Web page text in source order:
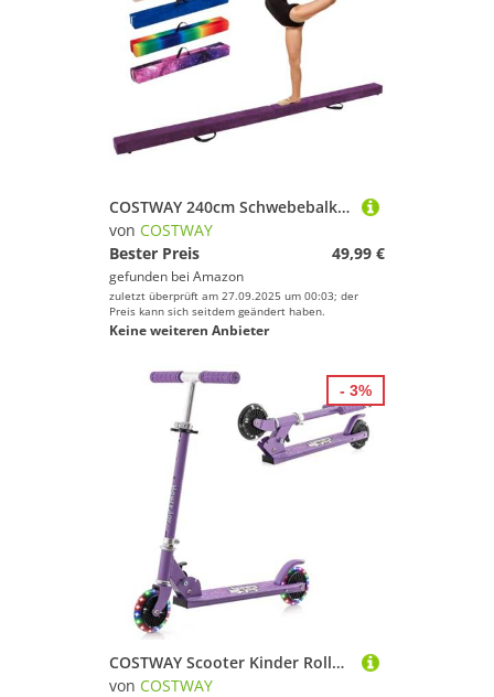
COSTWAY 240cm Schwebebalken Kinder, Balancierbalken klappbar, Gymnastikbalken mit Tragegriff & rutschfestem Boden, Gymnastik Balance Balken, Turnbalken Balance Beam für Zuhause (Lila)
von COSTWAY
Bester Preis
49,99 €
gefunden bei Amazon
zuletzt überprüft am 27.09.2025 um 00:03; der
Preis kann sich seitdem geändert haben.
Keine weiteren Anbieter
COSTWAY Scooter Kinder Roller, Tretroller mit LED-Räder, Klappbar Lenker, Höhenverstellbar Kinderroller Cityroller Kickscooter für Jungen und Mädchen ab 3 Jahren (Lila)
von COSTWAY
- 3%